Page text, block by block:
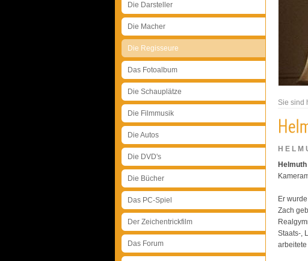
Die Darsteller
Die Macher
Die Regisseure
Das Fotoalbum
Die Schauplätze
Die Filmmusik
Die Autos
Die DVD's
Die Bücher
Das PC-Spiel
Der Zeichentrickfilm
Das Forum
Sie sind
Er
Zach
Staats-,